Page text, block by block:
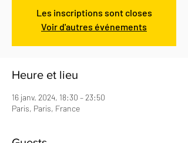
Les inscriptions sont closes
Voir d'autres événements
Heure et lieu
16 janv. 2024, 18:30 – 23:50
Paris, Paris, France